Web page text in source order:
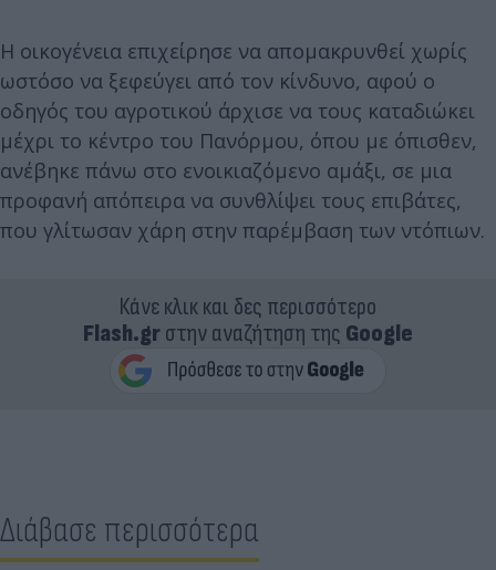
Η οικογένεια επιχείρησε να απομακρυνθεί χωρίς
ωστόσο να ξεφεύγει από τον κίνδυνο, αφού ο
οδηγός του αγροτικού άρχισε να τους καταδιώκει
μέχρι το κέντρο του Πανόρμου, όπου με όπισθεν,
ανέβηκε πάνω στο ενοικιαζόμενο αμάξι, σε μια
προφανή απόπειρα να συνθλίψει τους επιβάτες,
που γλίτωσαν χάρη στην παρέμβαση των ντόπιων.
Κάνε κλικ και δες περισσότερο
Flash.grστην αναζήτηση της Google
Διάβασε περισσότερα